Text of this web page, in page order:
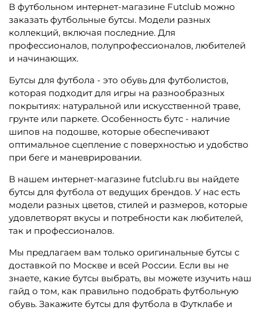
В футбольном интернет-магазине Futclub можно
заказать футбольные бутсы. Модели разных
коллекций, включая последние. Для
профессионалов, полупрофессионалов, любителей
и начинающих.
Бутсы для футбола - это обувь для футболистов,
которая подходит для игры на разнообразных
покрытиях: натуральной или искусственной траве,
грунте или паркете. Особенность бутс - наличие
шипов на подошве, которые обеспечивают
оптимальное сцепление с поверхностью и удобство
при беге и маневрировании.
В нашем интернет-магазине futclub.ru вы найдете
бутсы для футбола от ведущих брендов. У нас есть
модели разных цветов, стилей и размеров, которые
удовлетворят вкусы и потребности как любителей,
так и профессионалов.
Мы предлагаем вам только оригинальные бутсы с
доставкой по Москве и всей России. Если вы не
знаете, какие бутсы выбрать, вы можете изучить наш
гайд о том, как правильно подобрать футбольную
обувь. Закажите бутсы для футбола в Футклабе и